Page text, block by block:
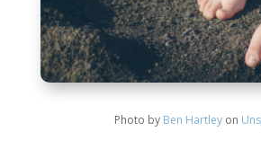
Photo by Ben Hartleyon